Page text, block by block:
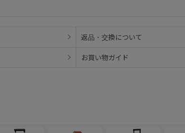
返品・交換について
お買い物ガイド